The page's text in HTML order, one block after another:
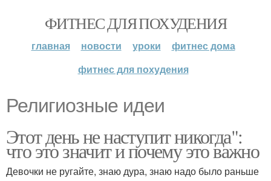
ФИТНЕС ДЛЯ ПОХУДЕНИЯ
главная новости уроки
фитнес дома
фитнес для похудения
Религиозные идеи
Этот день не наступит никогда":
что это значит и почему это важно
Девочки не ругайте, знаю дура, знаю надо было раньше